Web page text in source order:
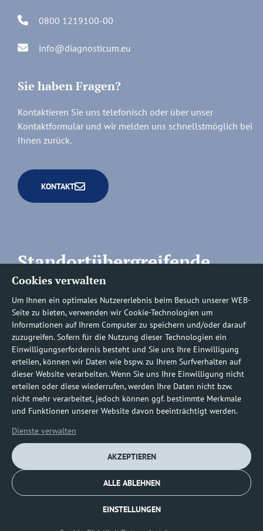
Cookies verwalten
Um Ihnen ein optimales Nutzererlebnis beim Besuch unserer WEB-
Seite zu bieten, verwenden wir Cookie-Technologien um
Informationen auf Ihrem Computer zu speichern und/oder darauf
zuzugreifen. Sofern für die Nutzung dieser Technologien ein
Einwilligungserfordernis besteht und Sie uns Ihre Einwilligung
erteilen, können wir Daten wie bspw. zu Ihrem Surfverhalten auf
dieser Website verarbeiten. Wenn Sie uns Ihre Einwilligung nicht
erteilen oder diese wiederrufen, werden Ihre Daten nicht bzw.
nicht mehr verarbeitet, jedoch können ggf. bestimmte Merkmale
und Funktionen unserer Website davon beeinträchtigt werden.
Dienste verwalten
AKZEPTIEREN
ALLE ABLEHNEN
EINSTELLUNGEN
0800 1219100-00
info@diagnosticum.eu
Sie haben Fragen?
Kontaktieren Sie uns telefonisch oder über unser
Kontaktformular und wir melden uns schnellstmöglich bei
Ihnen zurück.
KONTAKT
Standortübergreifende
Rufnummern
Befundauskünfte/
Nachforderungen
0800 1219100-10
Datenschutz Cookie-Richtlinie (EU)